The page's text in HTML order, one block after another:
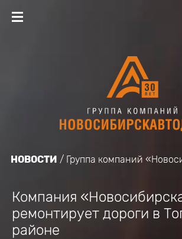
НОВОСТИ Группа компаний
Компания
ремонтирует дороги в
районе